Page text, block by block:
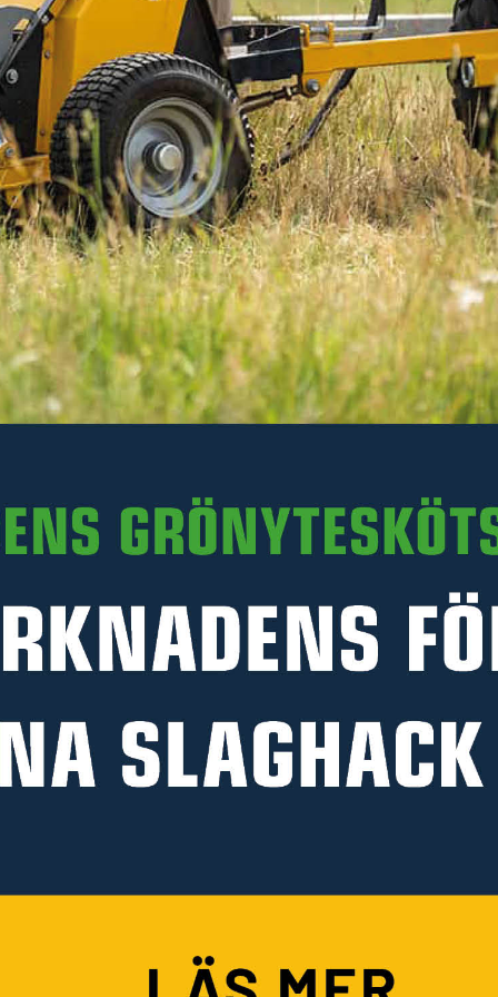
smörjfett STARTA Universal.
Läs mer
399 kr
Inkl. moms
Lägsta pris 30 dagar: 494 kr
Ordinarie pris: 494 kr
I lager
- +
Art. nr 80-TBM254CS
PRODUKTINFORMATION